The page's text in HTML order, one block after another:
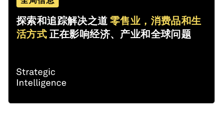
探索和追踪解决之道零售业，消费品和生
活方式 正在影响经济、产业和全球问题